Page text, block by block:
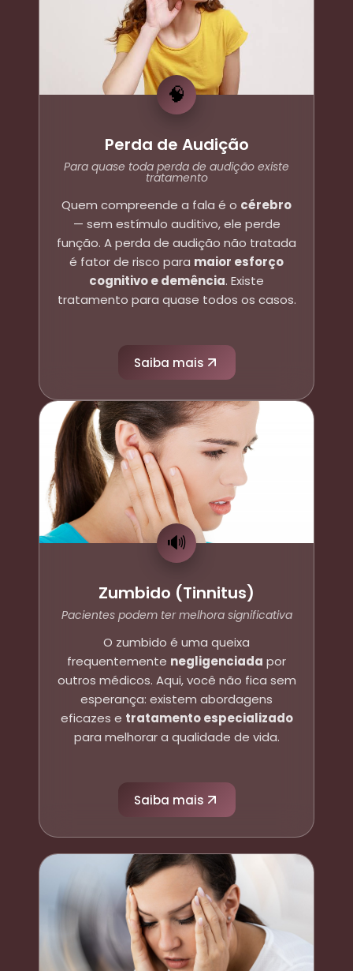
🧠
Perda de Audição
Para quase toda perda de audição existe
tratamento
Quem compreende a fala é o cérebro
— sem estímulo auditivo, ele perde
função. A perda de audição não tratada
é fator de risco para maior esforço
cognitivo e demência. Existe
tratamento para quase todos os casos.
Saiba mais
🔊
Zumbido (Tinnitus)
Pacientes podem ter melhora significativa
O zumbido é uma queixa
frequentemente negligenciada por
outros médicos. Aqui, você não fica sem
esperança: existem abordagens
eficazes e tratamento especializado
para melhorar a qualidade de vida.
Saiba mais